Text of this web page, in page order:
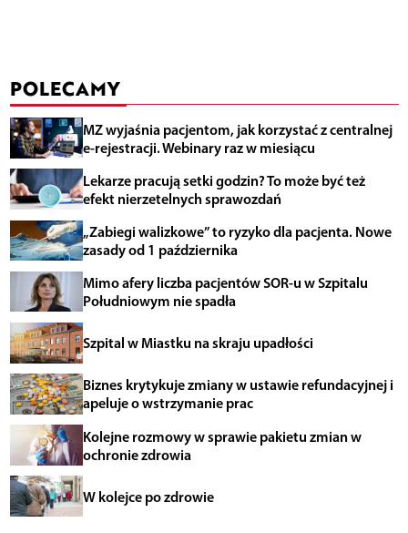
POLECAMY
MZ wyjaśnia pacjentom, jak korzystać z centralnej
e-rejestracji. Webinary raz w miesiącu
Lekarze pracują setki godzin? To może być też
efekt nierzetelnych sprawozdań
„Zabiegi walizkowe” to ryzyko dla pacjenta. Nowe
zasady od 1 października
Mimo afery liczba pacjentów SOR-u w Szpitalu
Południowym nie spadła
Szpital w Miastku na skraju upadłości
Biznes krytykuje zmiany w ustawie refundacyjnej i
apeluje o wstrzymanie prac
Kolejne rozmowy w sprawie pakietu zmian w
ochronie zdrowia
W kolejce po zdrowie